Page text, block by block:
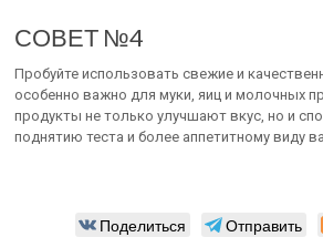
СОВЕТ №4
Пробуйте использовать свежие и
особенно важно для муки, яиц и молочных
продукты не только улучшают вкус, но и
поднятию теста и более аппетитному виду
Поделиться Отправить